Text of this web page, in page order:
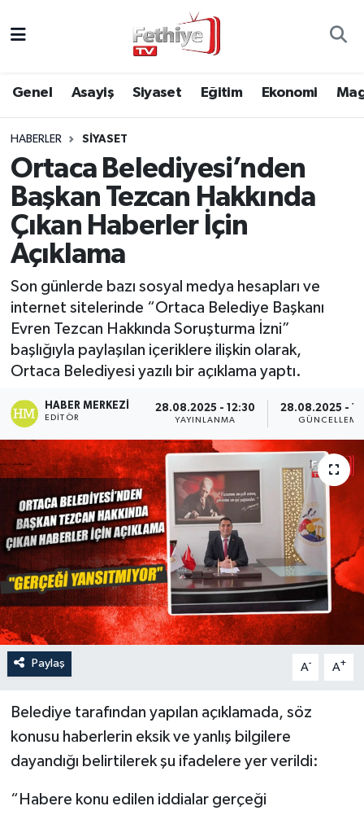
Genel Asayiş Siyaset Eğitim Ekonomi
HABERLER SIYASET
Ortaca Belediyesi’nden
Başkan Tezcan Hakkında
Çıkan Haberler İçin
Açıklama
Son günlerde bazı sosyal medya hesapları ve
internet sitelerinde “Ortaca Belediye Başkanı
Evren Tezcan Hakkında Soruşturma İzni”
başlığıyla paylaşılan içeriklere ilişkin olarak,
Ortaca Belediyesi yazılı bir açıklama yaptı.
HABER MERKEZI
EDITÖR
28.08.2025 - 12:30
YAYINLANMA
28.08.2025 -
GÜNCELLEME
Paylaş A- A+
Belediye tarafından yapılan açıklamada, söz
konusu haberlerin eksik ve yanlış bilgilere
dayandığı belirtilerek şu ifadelere yer verildi:
“Habere konu edilen iddialar gerçeği
Asayiş
Eğitim
Ekonomi
Magazin
Spor
Muğla Hava Durumu
Muğla Namaz Vakitleri
Muğla Trafik Yoğunluk Haritası
Süper Lig Puan Durumu ve Fikstür
Son Dakika Haberleri
Haber Arşivi